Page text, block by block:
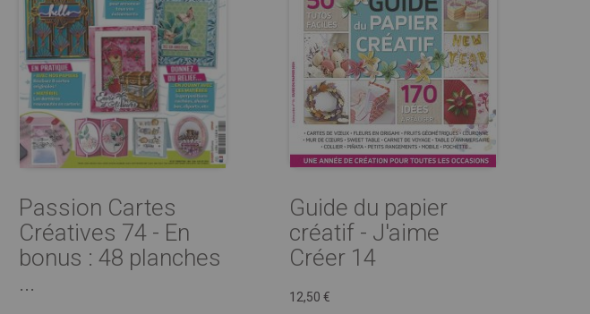
Passion Cartes
Créatives 74 - En
bonus : 48 planches
...
Guide du papier
créatif - J'aime
Créer 14
12,50 €